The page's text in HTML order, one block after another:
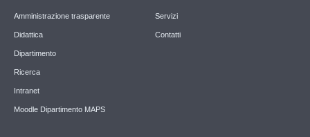
Amministrazione trasparente
Didattica
Dipartimento
Ricerca
Intranet
Moodle Dipartimento MAPS
Servizi
Contatti